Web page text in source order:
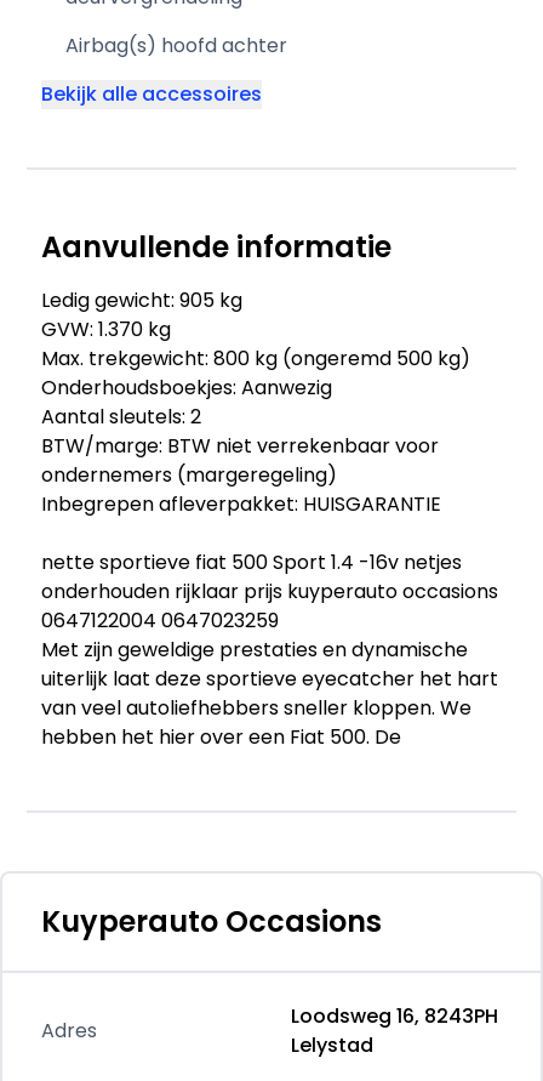
Airbag(s) hoofd achter
Bekijk alle accessoires
Aanvullende informatie
Ledig gewicht: 905 kg
GVW: 1.370 kg
Max. trekgewicht: 800 kg (ongeremd 500 kg)
Onderhoudsboekjes: Aanwezig
Aantal sleutels: 2
BTW/marge: BTW niet verrekenbaar voor
ondernemers (margeregeling)
Inbegrepen afleverpakket: HUISGARANTIE
nette sportieve fiat 500 Sport 1.4 -16v netjes
onderhouden rijklaar prijs kuyperauto occasions
0647122004 0647023259
Met zijn geweldige prestaties en dynamische
uiterlijk laat deze sportieve eyecatcher het hart
van veel autoliefhebbers sneller kloppen. We
hebben het hier over een Fiat 500. De
gesteunde en comfortabele zit. Natuurlijk
behoren 16 inch lichtmetalen velgen, extra
getint glas en in delen neerklapbare
achterbank ook tot de uitrusting van deze
Met de knoppen op het stuur regelt u het
Kuyperauto Occasions
Adres
Loodsweg 16, 8243PH
Lelystad